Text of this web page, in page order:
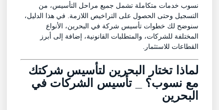
نسوب خدمات متكاملة تشمل جميع مراحل التأسيس، من
التسجيل وحتى الحصول على التراخيص اللازمة. في هذا الدليل،
سنوضح لك خطوات تأسيس شركة في البحرين، الأنواع
المختلفة للشركات، والمتطلبات القانونية، إضافة إلى أبرز
القطاعات للاستثمار.
لماذا تختار البحرين لتأسيس شركتك
مع نسوب؟ _ تأسيس الشركات في
البحرين